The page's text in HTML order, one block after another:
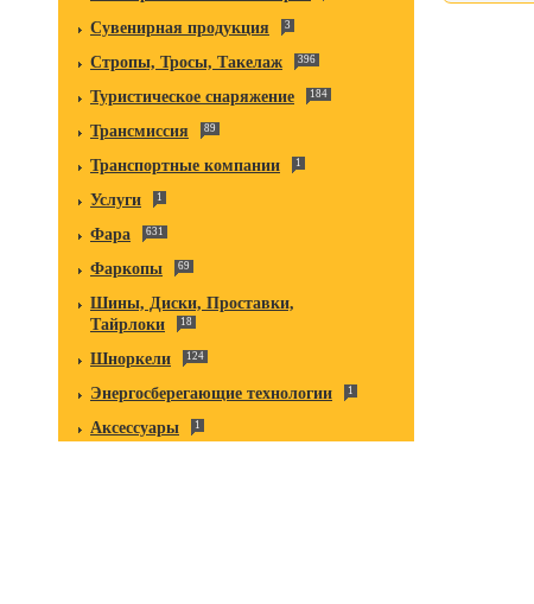
Сувенирная продукция 3
Стропы, Тросы, Такелаж 396
Туристическое снаряжение 184
Трансмиссия 89
Транспортные компании 1
Услуги 1
Фара 631
Фаркопы 69
Шины, Диски, Проставки,
Тайрлоки
18
Шноркели 124
Энергосберегающие технологии 1
Аксессуары 1